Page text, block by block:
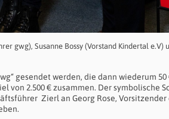
gwg), Susanne Bossy (Vorstand Kindertal
gesendet werden, die dann wiederum
von 2.500 € zusammen. Der symbolische
Zierl an Georg Rose, Vorsitzender